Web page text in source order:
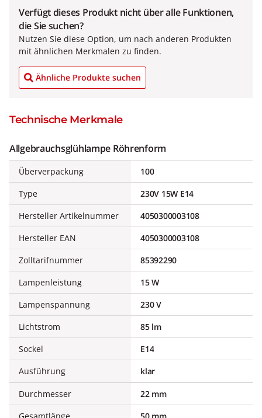
Verfügt dieses Produkt nicht über alle Funktionen,
die Sie suchen?
Nutzen Sie diese Option, um nach anderen Produkten
mit ähnlichen Merkmalen zu finden.
Ähnliche Produkte suchen
Technische Merkmale
Allgebrauchsglühlampe Röhrenform
Überverpackung
100
Type
230V 15W E14
Hersteller Artikelnummer
4050300003108
Hersteller EAN
4050300003108
Zolltarifnummer
85392290
Lampenleistung
15 W
Lampenspannung
230 V
Lichtstrom
85 lm
Sockel
E14
Ausführung
klar
Durchmesser
22 mm